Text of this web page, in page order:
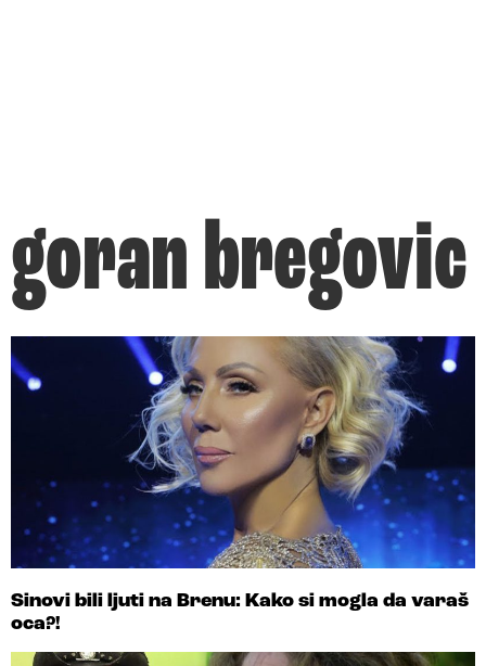
goran bregovic
Sinovi bili ljuti na Brenu: Kako si mogla da varaš
oca?!